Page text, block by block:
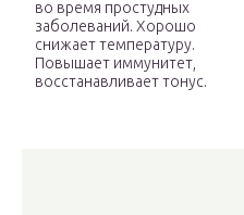
во время простудных
заболеваний. Хорошо
снижает температуру.
Повышает иммунитет,
восстанавливает тонус.